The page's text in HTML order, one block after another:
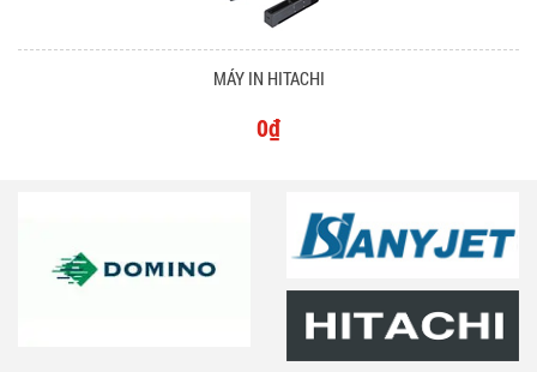
MÁY IN HITACHI
0₫